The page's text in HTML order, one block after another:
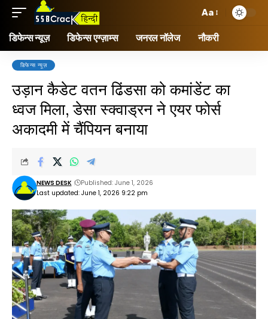
Aa
डिफेन्स न्यूज़ डिफेन्स एग्ज़ाम्स जनरल नॉलेज नौकरी
डिफेन्स न्यूज़
उड़ान कैडेट वतन ढिंडसा को कमांडेंट का
ध्वज मिला, डेसा स्क्वाड्रन ने एयर फोर्स
अकादमी में चैंपियन बनाया
Last updated: June 1, 2026 9:22 pm
NEWS DESK Published: June 1, 2026